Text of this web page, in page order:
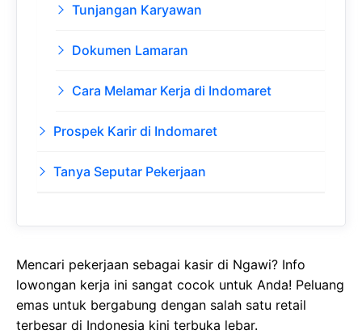
Tunjangan Karyawan
Dokumen Lamaran
Cara Melamar Kerja di Indomaret
Prospek Karir di Indomaret
Tanya Seputar Pekerjaan
Mencari pekerjaan sebagai kasir di Ngawi? Info
lowongan kerja ini sangat cocok untuk Anda! Peluang
emas untuk bergabung dengan salah satu retail
terbesar di Indonesia kini terbuka lebar.